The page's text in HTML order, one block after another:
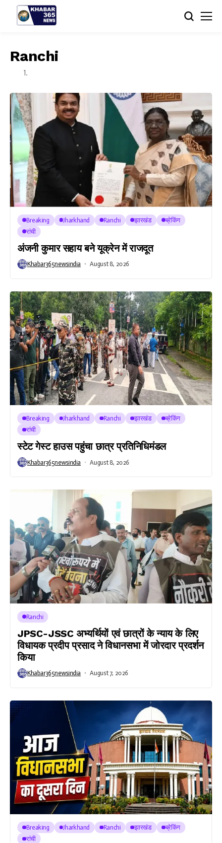
Ranchi
Breaking Jharkhand Ranchi झारखंड
ब्रेकिंग
रांची
अंजनी कुमार सहाय बने यूक्रेन में राजदूत
Khabar365newsindia August 8, 2026
Breaking Jharkhand Ranchi झारखंड
ब्रेकिंग
रांची
स्टेट गेस्ट हाउस पहुंचा छात्र प्रतिनिधिमंडल
Khabar365newsindia August 8, 2026
Ranchi
JPSC-JSSC अभ्यर्थियों एवं छात्रों के न्याय के लिए
विधायक प्रदीप प्रसाद ने विधानसभा में जोरदार प्रदर्शन
किया
Khabar365newsindia August 7, 2026
Breaking Jharkhand Ranchi झारखंड
ब्रेकिंग
रांची